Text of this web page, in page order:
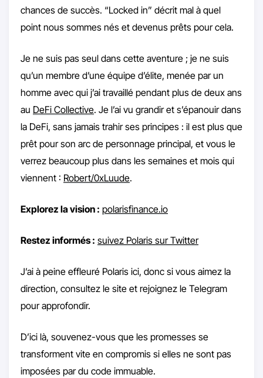
chances de succès. “Locked in” décrit mal à quel
point nous sommes nés et devenus prêts pour cela.
Je ne suis pas seul dans cette aventure ; je ne suis
qu’un membre d’une équipe d’élite, menée par un
homme avec qui j’ai travaillé pendant plus de deux ans
au DeFi Collective. Je l’ai vu grandir et s’épanouir dans
la DeFi, sans jamais trahir ses principes : il est plus que
prêt pour son arc de personnage principal, et vous le
verrez beaucoup plus dans les semaines et mois qui
viennent : Robert/0xLuude.
Explorez la vision : polarisfinance.io
Restez informés : suivez Polaris sur Twitter
J’ai à peine effleuré Polaris ici, donc si vous aimez la
direction, consultez le site et rejoignez le Telegram
pour approfondir.
D’ici là, souvenez-vous que les promesses se
transforment vite en compromis si elles ne sont pas
imposées par du code immuable.